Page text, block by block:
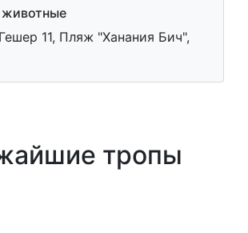
11, Пляж "Ханания Бич",
тропы